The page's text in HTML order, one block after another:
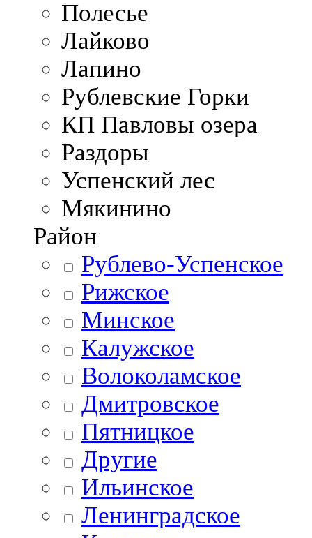
Полесье
Лайково
Лапино
Рублевские Горки
КП Павловы озера
Раздоры
Успенский лес
Мякинино
Район
Рублево-Успенское
Рижское
Минское
Калужское
Волоколамское
Дмитровское
Пятницкое
Другие
Ильинское
Ленинградское